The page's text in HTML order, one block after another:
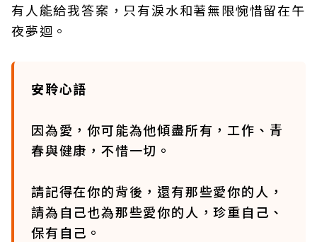
有人能給我答案，只有淚水和著無限惋惜留在午
夜夢迴。
安聆心語
因為愛，你可能為他傾盡所有，工作、青
春與健康，不惜一切。
請記得在你的背後，還有那些愛你的人，
請為自己也為那些愛你的人，珍重自己、
保有自己。